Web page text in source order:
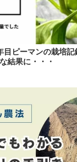
目ピーマンの栽培
結果に・・・